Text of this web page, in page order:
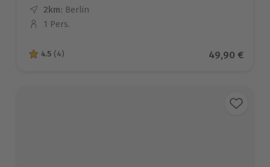
2km: Entfernung
Standort
Berlin
Anzahl der Teilnehmer
1 Pers.
4.5 von 5 Sternen basierend auf 4 Bewertungen
4.5 (4) Aktueller
49,90 €